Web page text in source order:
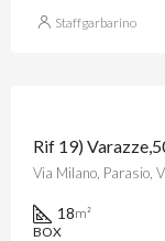
Staffgarbarino
Via Milano, Parasio,
18m²
BOX